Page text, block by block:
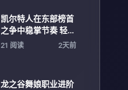
凯尔特人在东部榜首
之争中稳掌节奏 轻松
压制对手展现统治力
21 阅读 2天前
龙之谷舞娘职业进阶